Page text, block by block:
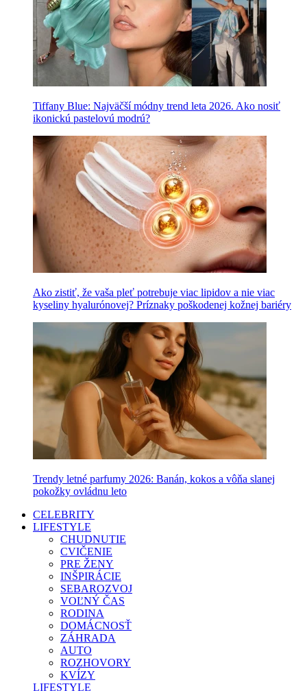
Tiffany Blue: Najväčší módny trend leta 2026. Ako nosiť
ikonickú pastelovú modrú?
Ako zistiť, že vaša pleť potrebuje viac lipidov a nie viac
kyseliny hyalurónovej? Príznaky poškodenej kožnej bariéry
Trendy letné parfumy 2026: Banán, kokos a vôňa slanej
pokožky ovládnu leto
CELEBRITY
LIFESTYLE
CHUDNUTIE
CVIČENIE
PRE ŽENY
INŠPIRÁCIE
SEBAROZVOJ
VOĽNÝ ČAS
RODINA
DOMÁCNOSŤ
ZÁHRADA
AUTO
ROZHOVORY
KVÍZY
LIFESTYLE